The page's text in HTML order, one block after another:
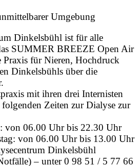
Dinkelsbühl ist für alle
SUMMER BREEZE Open Air
Praxis für Nieren, Hochdruck
Dinkelsbühls über die
mit ihren drei Internisten
folgenden Zeiten zur Dialyse zur
von 06.00 Uhr bis 22.30 Uhr
von 06.00 Uhr bis 13.00 Uhr
Dinkelsbühl
– unter 0 98 51 / 5 77 66